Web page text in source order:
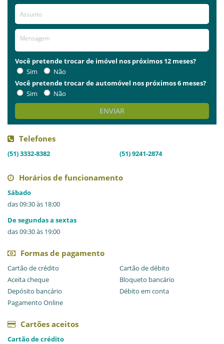
Avaliações
Você pretende trocar de imóvel nos próximos 12 meses?
Sim
Não
Você pretende trocar de automóvel nos próximos 6 meses?
Sim
Não
ENVIAR
Telefones
(51) 3332-8382 (51) 9241-2874
Horários de funcionamento
Sábado
das 09:30 às 18:00
De segundas a sextas
das 09:30 às 19:00
Formas de pagamento
Cartão de crédito
Cartão de débito
Aceita cheque
Bloqueto bancário
Depósito bancário
Débito em conta
Pagamento Online
Cartões aceitos
Cartão de crédito